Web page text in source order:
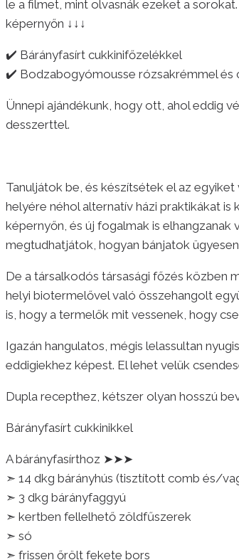
le a filmet, mint olvasnák ezeket a
képernyőn ↓↓↓
✔️ Bárányfasírt cukkinifőzelékkel
✔️ Bodzabogyómousse rózsakrémmel és
Ünnepi ajándékunk, hogy ott, ahol eddig
desszerttel.
Tanuljátok be, és készítsétek el az
helyére néhol alternatív házi praktikákat
képernyőn, és új fogalmak is
megtudhatjátok, hogyan bánjatok
De a társalkodós társasági főzés közben
helyi biotermelővel való összehangolt
is, hogy a termelők mit vessenek, hogy
Igazán hangulatos, mégis lelassultan
eddigiekhez képest. El lehet velük
Dupla recepthez, kétszer olyan hosszú
Bárányfasírt cukkinikkel
A bárányfasírthoz ➤➤➤
➣ 14 dkg bárányhús (tisztított comb és/
➣ 3 dkg bárányfaggyú
➣ kertben fellelhető zöldfűszerek
➣ só
➣ frissen őrölt fekete bors